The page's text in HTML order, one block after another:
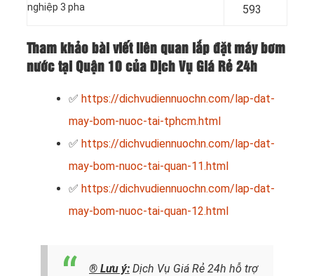
nghiệp 3 pha
593
Tham khảo bài viết liên quan lắp đặt máy bơm
nước tại Quận 10 của Dịch Vụ Giá Rẻ 24h
✅ https://dichvudiennuochn.com/lap-dat-
may-bom-nuoc-tai-tphcm.html
✅ https://dichvudiennuochn.com/lap-dat-
may-bom-nuoc-tai-quan-11.html
✅ https://dichvudiennuochn.com/lap-dat-
may-bom-nuoc-tai-quan-12.html
® Lưu ý: Dịch Vụ Giá Rẻ 24h hỗ trợ